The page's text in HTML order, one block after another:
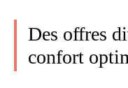
Des offres
confort